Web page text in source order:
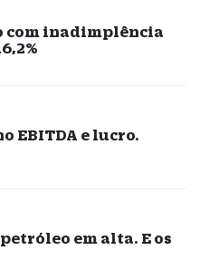
com inadimplência
EBITDA e lucro.
em alta. E os